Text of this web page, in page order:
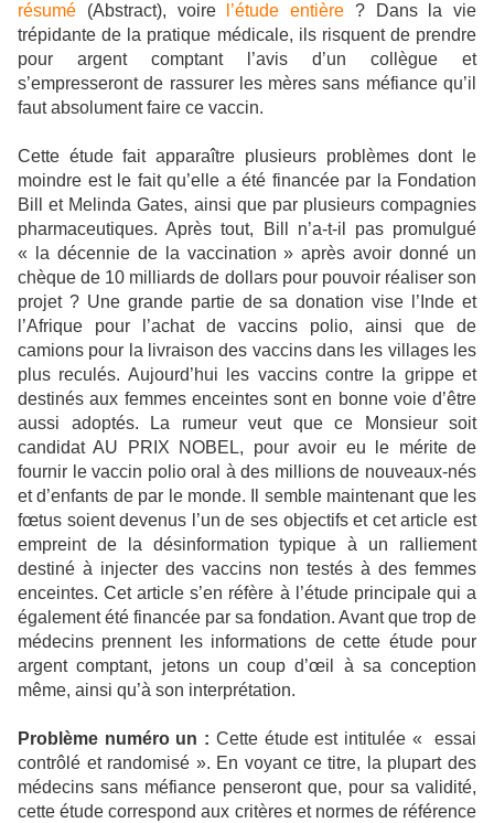
résumé (Abstract), voire l’étude entière ? Dans la vie
trépidante de la pratique médicale, ils risquent de prendre
pour argent comptant l’avis d’un collègue et
s’empresseront de rassurer les mères sans méfiance qu’il
faut absolument faire ce vaccin.
Cette étude fait apparaître plusieurs problèmes dont le
moindre est le fait qu’elle a été financée par la Fondation
Bill et Melinda Gates, ainsi que par plusieurs compagnies
pharmaceutiques. Après tout, Bill n’a-t-il pas promulgué
« la décennie de la vaccination » après avoir donné un
chèque de 10 milliards de dollars pour pouvoir réaliser son
projet ? Une grande partie de sa donation vise l’Inde et
l’Afrique pour l’achat de vaccins polio, ainsi que de
camions pour la livraison des vaccins dans les villages les
plus reculés. Aujourd’hui les vaccins contre la grippe et
destinés aux femmes enceintes sont en bonne voie d’être
aussi adoptés. La rumeur veut que ce Monsieur soit
candidat AU PRIX NOBEL, pour avoir eu le mérite de
fournir le vaccin polio oral à des millions de nouveaux-nés
et d’enfants de par le monde. Il semble maintenant que les
fœtus soient devenus l’un de ses objectifs et cet article est
empreint de la désinformation typique à un ralliement
destiné à injecter des vaccins non testés à des femmes
enceintes. Cet article s’en réfère à l’étude principale qui a
également été financée par sa fondation. Avant que trop de
médecins prennent les informations de cette étude pour
argent comptant, jetons un coup d’œil à sa conception
même, ainsi qu’à son interprétation.
Problème numéro un : Cette étude est intitulée « essai
contrôlé et randomisé ». En voyant ce titre, la plupart des
médecins sans méfiance penseront que, pour sa validité,
cette étude correspond aux critères et normes de référence